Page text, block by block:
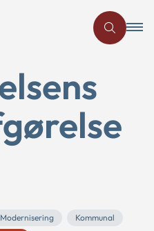
Modernisering
Kommunal